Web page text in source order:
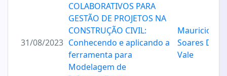
31/08/2023
COLABORATIVOS PARA
GESTÃO DE PROJETOS NA
CONSTRUÇÃO CIVIL:
Conhecendo e aplicando a
ferramenta para
Modelagem de
Mauricio
Soares Do
Vale